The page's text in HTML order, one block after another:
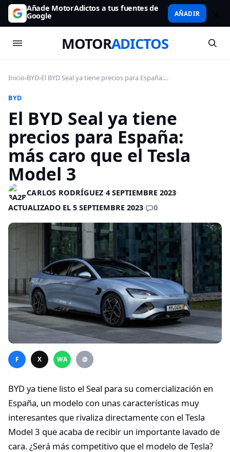
Añade MotorAdictos a tus fuentes de
Google AÑADIR
MOTORADICTOS
Inicio›BYD›El BYD Seal ya tiene precios para España:...
BYD
El BYD Seal ya tiene
precios para España:
más caro que el Tesla
Model 3
CARLOS RODRÍGUEZ·4 SEPTIEMBRE 2023·
ACTUALIZADO EL 5 SEPTIEMBRE 2023· 0
F X WA @
BYD ya tiene listo el Seal para su comercialización en
España, un modelo con unas características muy
interesantes que rivaliza directamente con el Tesla
Model 3 que acaba de recibir un importante lavado de
cara. ¿Será más competitivo que el modelo de Tesla?